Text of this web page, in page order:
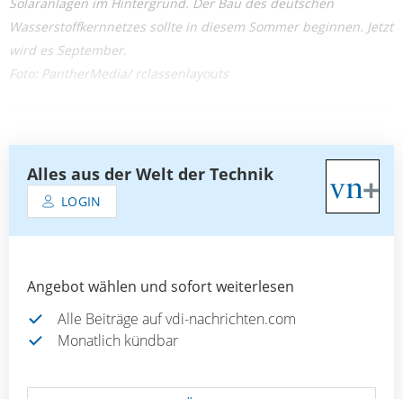
Wasserstoffkernnetzes sollte in diesem Sommer beginnen. Jetzt
wird es September.
Foto: PantherMedia/ rclassenlayouts
Alles aus der Welt der Technik
LOGIN
Angebot wählen und sofort weiterlesen
Alle Beiträge auf vdi-nachrichten.com
Monatlich kündbar